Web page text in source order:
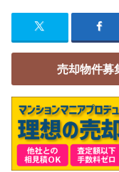
売却物件募